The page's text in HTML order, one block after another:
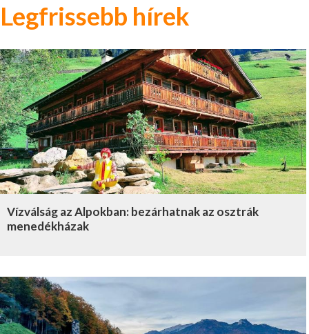
Legfrissebb hírek
Vízválság az Alpokban: bezárhatnak az osztrák
menedékházak